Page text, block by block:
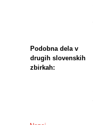
Podobna dela v
drugih slovenskih
zbirkah: